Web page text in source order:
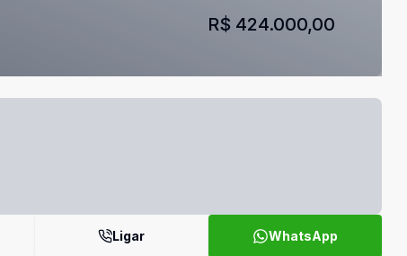
R$ 424.000,00
Ligar WhatsApp